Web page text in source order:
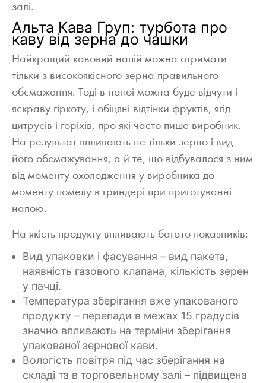
залі.
Альта Кава Груп: турбота про
каву від зерна до чашки
Найкращий кавовий напій можна отримати
тільки з високоякісного зерна правильного
обсмаження. Тоді в напої можна буде відчути і
яскраву гіркоту, і обіцяні відтінки фруктів, ягід
цитрусів і горіхів, про які часто пише виробник.
На результат впливають не тільки зерно і вид
його обсмажування, а й те, що відбувалося з ним
від моменту охолодження у виробника до
моменту помелу в гриндері при приготуванні
напою.
На якість продукту впливають багато показників:
Вид упаковки і фасування – вид пакета,
наявність газового клапана, кількість зерен
у пачці.
Температура зберігання вже упакованого
продукту – перепади в межах 15 градусів
значно впливають на терміни зберігання
упакованої зернової кави.
Вологість повітря під час зберігання на
складі та в торговельному залі – підвищена